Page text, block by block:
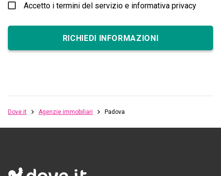
Accetto i termini del servizio e informativa privacy
RICHIEDI INFORMAZIONI
Dove.it Agenzie immobiliari Padova